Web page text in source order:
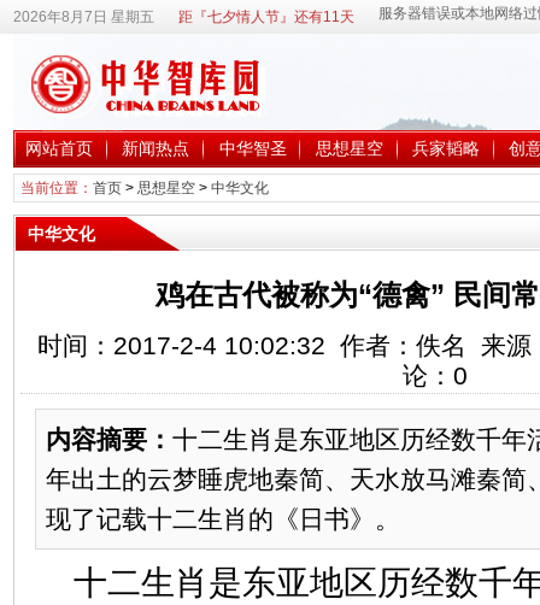
2026年8月7日 星期五 距『七夕情人节』还有11天
网站首页 新闻热点 中华智圣 思想星空 兵家韬略 创
当前位置： 首页> 思想星空> 中华文化
中华文化
鸡在古代被称为“德禽” 民间
时间：2017-2-4 10:02:32 作者：佚名 来
论： 0
内容摘要： 十二生肖是东亚地区历经数千年
年出土的云梦睡虎地秦简、天水放马滩秦简
现了记载十二生肖的《日书》。
十二生肖是东亚地区历经数千